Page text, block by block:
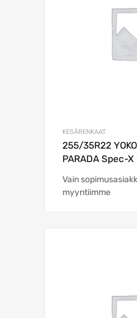
KESÄRENKAAT
255/35R22
PARADA Spec-X
Vain
myyntiimme